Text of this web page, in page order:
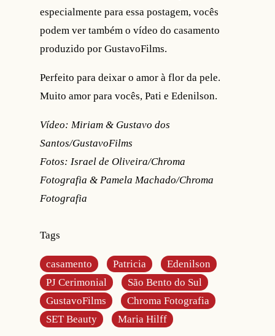
especialmente para essa postagem, vocês
podem ver também o vídeo do casamento
produzido por GustavoFilms.
Perfeito para deixar o amor à flor da pele.
Muito amor para vocês, Pati e Edenilson.
Vídeo: Miriam & Gustavo dos
Santos/GustavoFilms
Fotos: Israel de Oliveira/Chroma
Fotografia & Pamela Machado/Chroma
Fotografia
Tags
casamento Patricia
Edenilson
PJ Cerimonial
São Bento do Sul
GustavoFilms
Chroma Fotografia
SET Beauty
Maria Hilff